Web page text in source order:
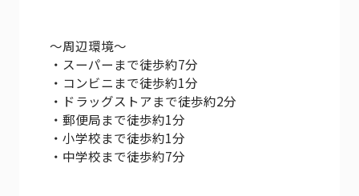
～周辺環境～
・スーパーまで徒歩約7分
・コンビニまで徒歩約1分
・ドラッグストアまで徒歩約2分
・郵便局まで徒歩約1分
・小学校まで徒歩約1分
・中学校まで徒歩約7分